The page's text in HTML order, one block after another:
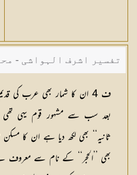
تفسیر اشرف الہواشی -
ف 4 ان کا شمار بھی عرب کی
بعد سب سے مشہور قوم یہی
ثانیہ‘‘ بھی لکھ دیا ہے ان کا
بھی ’’الحجر‘‘ کے نام سے معروف